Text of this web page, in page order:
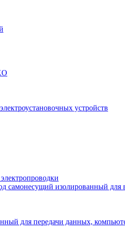
устройств
самонесущий изолированный для
для передачи данных,